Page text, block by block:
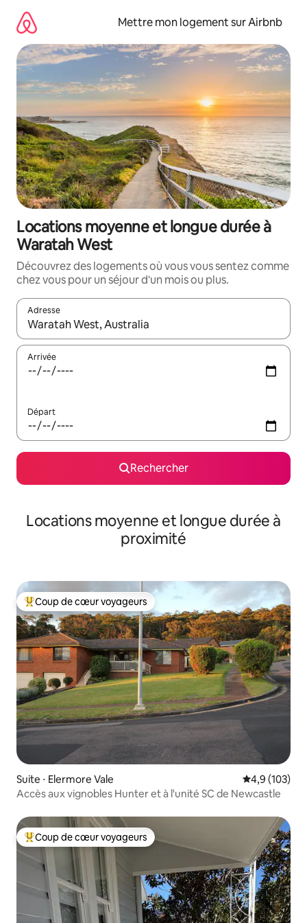
directement
contenu
Mettre mon logement sur Airbnb
Locations moyenne et longue durée à
Waratah West
Découvrez des logements où vous vous sentez comme
chez vous pour un séjour d'un mois ou plus.
Adresse
Lorsque les résultats s'affichent, utilisez les flèches vers le
Arrivée
Départ
Rechercher
Locations moyenne et longue durée à
proximité
Coups de cœur voyageurs les plus appréciés
Coup de cœur voyageurs
Suite ⋅ Elermore Vale Évaluation
4,9 (103)
Accès aux vignobles Hunter et à l'unité SC de Newcastle
Coups de cœur voyageurs les plus appréciés
Coup de cœur voyageurs